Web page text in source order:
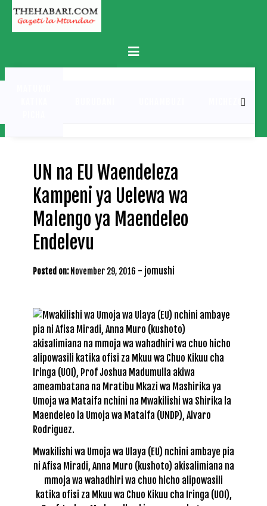
Skip
content
Primary
Menu
MICHEZO
UN na EU Waendeleza
Kampeni ya Uelewa wa
Malengo ya Maendeleo
Endelevu
Posted on: November 29, 2016 - jomushi
Mwakilishi wa Umoja wa Ulaya (EU) nchini ambaye pia
ni Afisa Miradi, Anna Muro (kushoto) akisalimiana na
mmoja wa wahadhiri wa chuo hicho alipowasili
katika ofisi za Mkuu wa Chuo Kikuu cha Iringa (UOI),